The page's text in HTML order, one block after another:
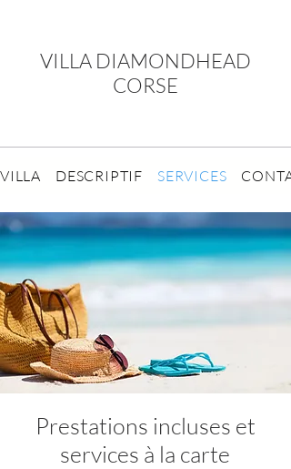
VILLA DIAMONDHEAD
CORSE
VILLA DESCRIPTIF SERVICES
Prestations incluses et
services à la carte